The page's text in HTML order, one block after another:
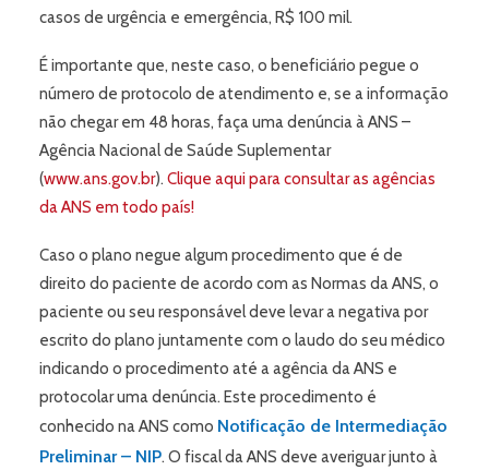
casos de urgência e emergência, R$ 100 mil.
É importante que, neste caso, o beneficiário pegue o
número de protocolo de atendimento e, se a informação
não chegar em 48 horas, faça uma denúncia à ANS –
Agência Nacional de Saúde Suplementar
(www.ans.gov.br). Clique aqui para consultar as agências
da ANS em todo país!
Caso o plano negue algum procedimento que é de
direito do paciente de acordo com as Normas da ANS, o
paciente ou seu responsável deve levar a negativa por
escrito do plano juntamente com o laudo do seu médico
indicando o procedimento até a agência da ANS e
protocolar uma denúncia. Este procedimento é
conhecido na ANS como Notificação de Intermediação
Preliminar – NIP. O fiscal da ANS deve averiguar junto à